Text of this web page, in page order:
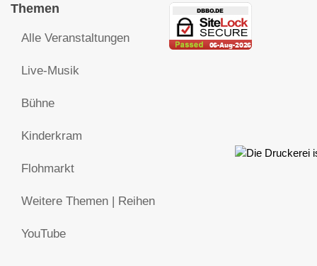
Themen
Alle Veranstaltungen
Live-Musik
Bühne
Kinderkram
Flohmarkt
Weitere Themen | Reihen
YouTube